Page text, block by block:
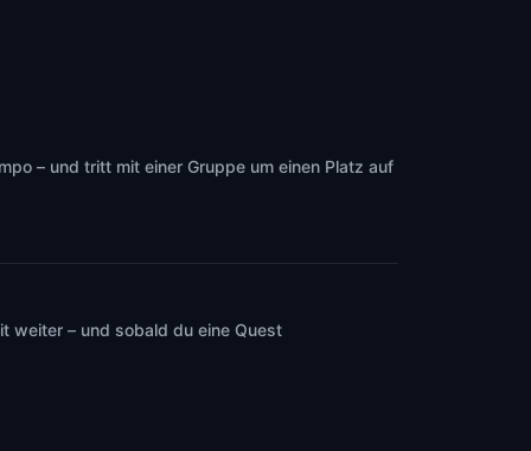
– und tritt mit einer Gruppe um einen Platz auf
weiter – und sobald du eine Quest